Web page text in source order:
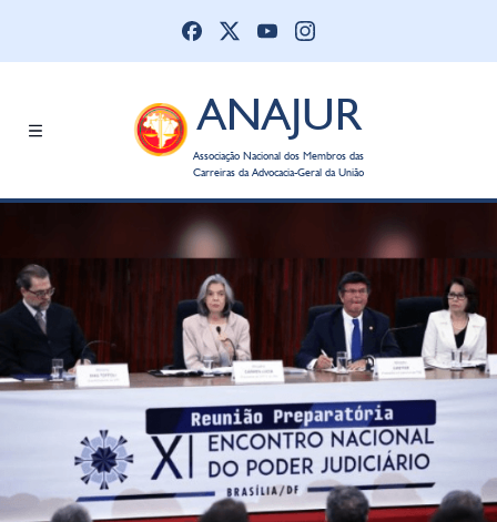
ANAJUR
Associação Nacional dos Membros das
Carreiras da Advocacia-Geral da União